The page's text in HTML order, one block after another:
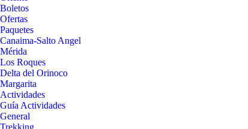
Boletos
Ofertas
Paquetes
Canaima-Salto Angel
Mérida
Los Roques
Delta del Orinoco
Margarita
Actividades
Guía Actividades
General
Trekking